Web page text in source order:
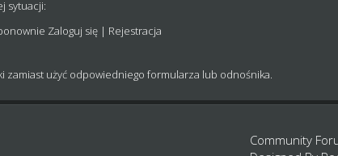
sytuacji:
Zaloguj się | Rejestracja
użyć odpowiedniego formularza lub odnośnika.
Community